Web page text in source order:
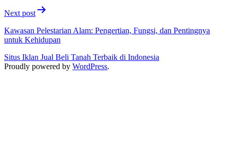
Next post
Kawasan Pelestarian Alam: Pengertian, Fungsi, dan Pentingnya
untuk Kehidupan
Situs Iklan Jual Beli Tanah Terbaik di Indonesia
Proudly powered by WordPress.